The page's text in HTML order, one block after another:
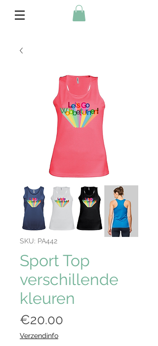
SKU: PA442
Sport Top
verschillende
kleuren
€20.00
Verzendinfo